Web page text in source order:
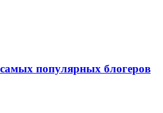
популярных блогеров